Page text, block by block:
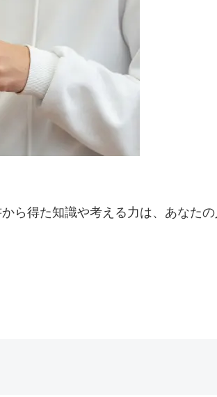
ら得た知識や考える力は、あなた